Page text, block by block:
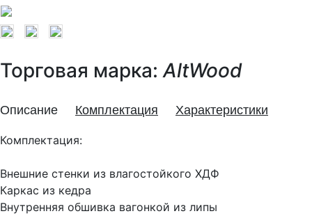
Торговая марка:AltWood
Описание Комплектация Характеристики
Комплектация:
Внешние стенки из влагостойкого ХДФ
Каркас из кедра
Внутренняя обшивка вагонкой из липы